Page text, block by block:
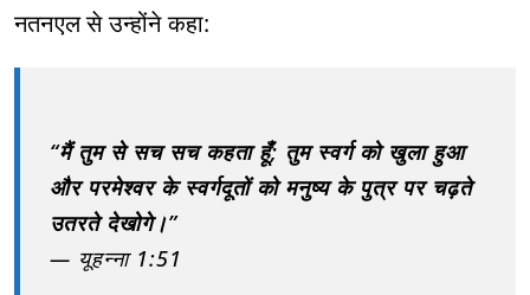
नतनएल से उन्होंने कहा:
“मैं तुम से सच सच कहता हूँ; तुम स्वर्ग को खुला हुआ
और परमेश्वर के स्वर्गदूतों को मनुष्य के पुत्र पर चढ़ते
उतरते देखोगे।”
— यूहन्ना 1:51